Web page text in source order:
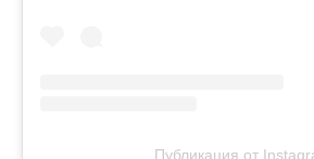
Публикация от